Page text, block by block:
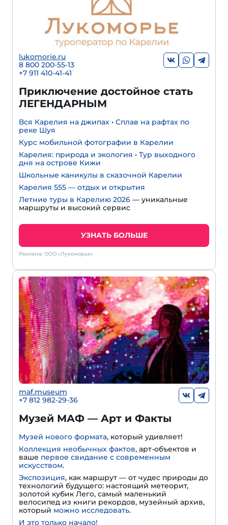
lukomorie.ru
8 800 200-55-13
+7 911 410-41-41
Приключение достойное стать
ЛЕГЕНДАРНЫМ
Вся Карелия на джипах • Сплав на рафтах по
реке Шуя
Курс мобильной фотографии в Карелии
Карелия: природа и экология • Тур выходного
дня на острове Кижи
Школьные каникулы в сказочной Карелии
Карелия 555 — отдых и открытия
Летние туры в Карелию 2026 — уникальные
маршруты и высокий сервис
УЗНАТЬ БОЛЬШЕ
Реклама: ООО «Лукоморье»
maf.museum
+7 812 982-29-36
Музей МАФ — Арт и Факты
Музей нового формата, который удивляет!
Коллекция необычных фактов, арт-объектов и
ваше первое свидание с современным
искусством.
Экспозиция, как маршрут — от чудес природы до
технологий будущего: настоящий метеорит,
золотой кубик Лего, самый маленький
велосипед из книги рекордов, музейный архив,
который можно исследовать.
И это только начало!